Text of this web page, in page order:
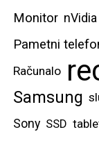
Monitor nVidia
Pametni
Računalo
Samsung
Sony SSD